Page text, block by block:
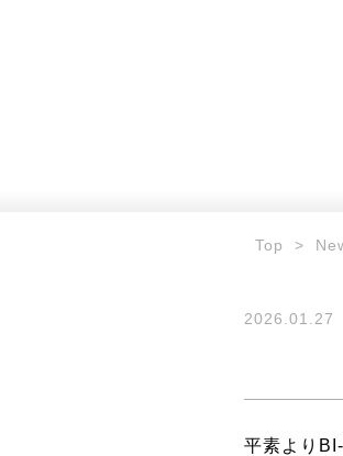
Top >
2026.01.27
平素より